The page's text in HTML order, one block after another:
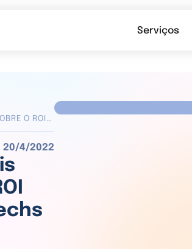
Serviços
O ROI
20/4/2022